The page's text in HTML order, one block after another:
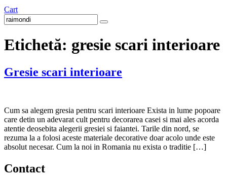
Cart
Etichetă: gresie scari interioare
Gresie scari interioare
Cum sa alegem gresia pentru scari interioare Exista in lume popoare
care detin un adevarat cult pentru decorarea casei si mai ales acorda
atentie deosebita alegerii gresiei si faiantei. Tarile din nord, se
rezuma la a folosi aceste materiale decorative doar acolo unde este
absolut necesar. Cum la noi in Romania nu exista o traditie […]
Contact